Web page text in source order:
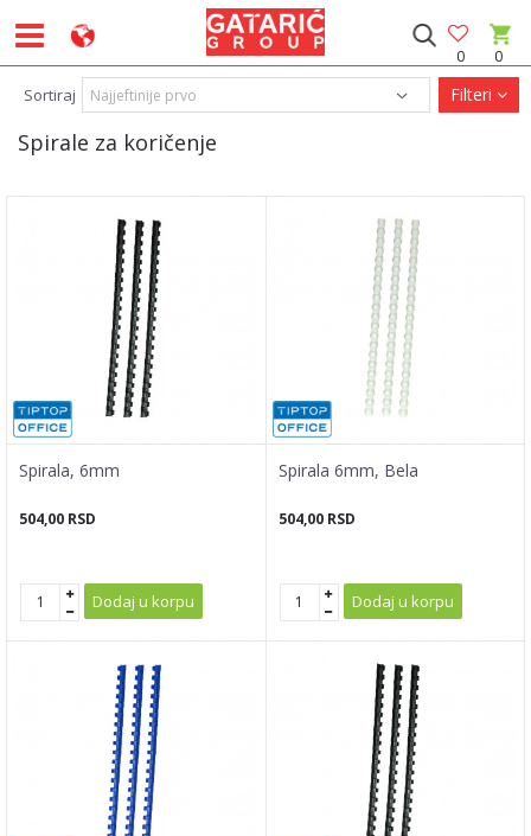
0
0
Spirale za koričenje
Sortiraj Filteri
Spirala, 6mm
504,00 RSD
Dodaj u korpu
Spirala 6mm, Bela
504,00 RSD
Dodaj u korpu